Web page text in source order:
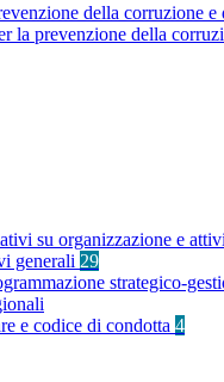
della corruzione e
la prevenzione della
su organizzazione e
generali 29
strategico-
e codice di condotta 4